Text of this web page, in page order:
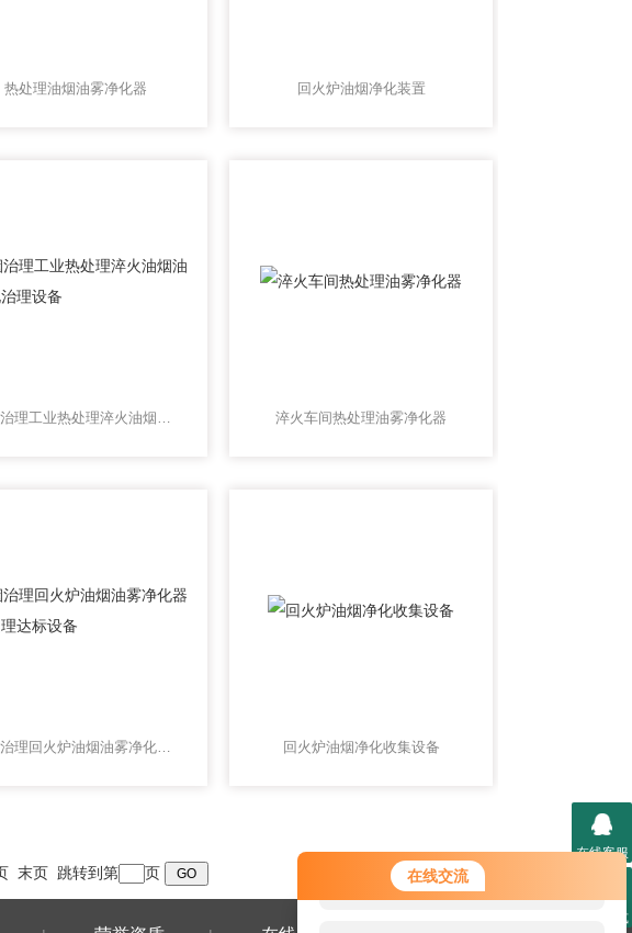
在线交流
您好！欢迎前来咨询，很高兴为您
服务，请问您要咨询什么问题呢？
热处理油烟油雾净化器 回火炉油烟净化装置
油烟治理工业热处理淬火油烟油雾净化治理设备 淬火车间热处理油雾净化器
油烟治理回火炉油烟油雾净化器 废气处理达标设备 回火炉油烟净化收集设备
末页 跳转到第 页
在线客服
联系方式